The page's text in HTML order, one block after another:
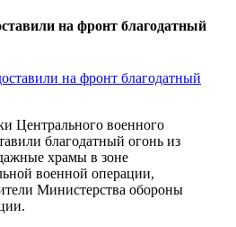
на фронт благодатный
Центрального военного
благодатный огонь из
храмы в зоне
военной операции,
Министерства обороны